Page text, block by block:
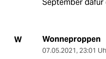
September
W Wonneproppen
07.05.2021, 23:01